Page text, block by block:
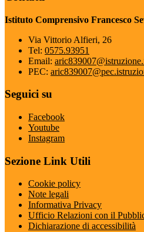
Istituto Comprensivo Francesco
Via Vittorio Alfieri, 26
Tel: 0575.93951
Email:
PEC:
Seguici su
Facebook
Youtube
Instagram
Sezione Link Utili
Cookie policy
Note legali
Informativa Privacy
Ufficio Relazioni con il
Dichiarazione di accessibilità